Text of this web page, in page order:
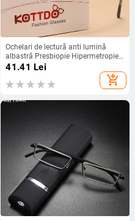
Ochelari de lectură anti lumină
albastră Presbiopie Hipermetropie
Bărbați Femei Ochelari de citire
pentru computer Ochelari de vedere
+1,0 +1,5 +2,0 +2,5 +3,0
41.41 Lei
add_shopping_cart